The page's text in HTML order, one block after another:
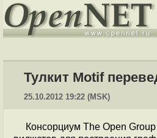
Тулкит Motif
25.10.2012 19:22 (MSK)
Консорциум The Open